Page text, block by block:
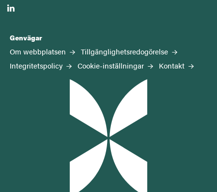
linkedin
Genvägar
Om webbplatsen
Tillgänglighetsredogörelse
Integritetspolicy
Cookie-inställningar Kontakt